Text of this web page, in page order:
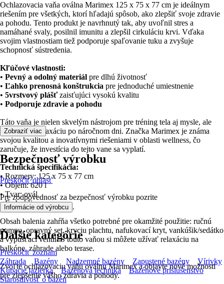
Ochlazovacia vaňa oválna Marimex 125 x 75 x 77 cm je ideálnym
riešením pre všetkých, ktorí hľadajú spôsob, ako zlepšiť svoje zdravie
a pohodu. Tento produkt je navrhnutý tak, aby uvoľnil stres a
namáhané svaly, posilnil imunitu a zlepšil cirkuláciu krvi. Vďaka
svojim vlastnostiam tiež podporuje spaľovanie tuku a zvyšuje
schopnosť sústredenia.
Kľúčové vlastnosti:
• Pevný a odolný materiál pre dlhú životnosť
• Ľahko prenosná konštrukcia pre jednoduché umiestnenie
• 5vrstvový plášťzaisťujúci vysokú kvalitu
• Podporuje zdravie a pohodu
Táto vaňa je nielen skvelým nástrojom pre tréning tela aj mysle, ale
tiež prináša relaxáciu po náročnom dni. Značka Marimex je známa
svojou kvalitou a inovatívnymi riešeniami v oblasti wellness, čo
zaručuje, že investícia do tejto vane sa vyplatí.
Technická špecifikácia:
• Rozmery: 125 x 75 x 77 cm
• Objem: 620 l
• Tvar: ovál
• Farba: čierna
Obsah balenia zahŕňa všetko potrebné pre okamžité použitie: ručnú
pumpu, opravný set, kryciu plachtu, nafukovací kryt, vankúšik/sedátko
a vypúšťací ventil. S touto vaňou si môžete užívať relaxáciu na
balkóne, záhrade alebo terase.
Zvoľte ochlazovaciu vaňu oválnu Marimex a objavte nové možnosti
pre zlepšenie vášho zdravia a pohody.
Zobraziť viac
Bezpečnosť výrobku
Preskočiť oblasť
Pre zodpovednosť za bezpečnosť výrobku pozrite
Informácie od výrobcu .
Ďalšie kategórie
Preskočiť zoznam
Záhrada
Bazény Nadzemné bazény Zapustené bazény
Vírivky
Kúpacie jazierka
Bazénová technika
Bazénové príslušenstvo
Starostlivosť o bazén